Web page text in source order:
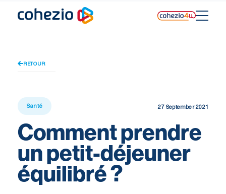
content
RETOUR
Santé 27 September 2021
Comment prendre
un petit-déjeuner
équilibré ?